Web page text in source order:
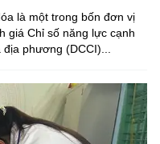
là một trong bốn đơn vị
giá Chỉ số năng lực cạnh
phương (DCCI)...